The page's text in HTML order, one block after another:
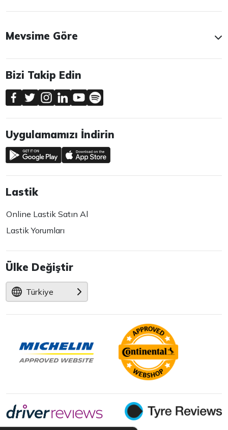
Mevsime Göre
Bizi Takip Edin
Uygulamamızı İndirin
Lastik
Online Lastik Satın Al
Lastik Yorumları
Ülke Değiştir
Türkiye